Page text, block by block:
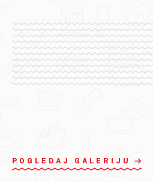
POGLEDAJ GALERIJU